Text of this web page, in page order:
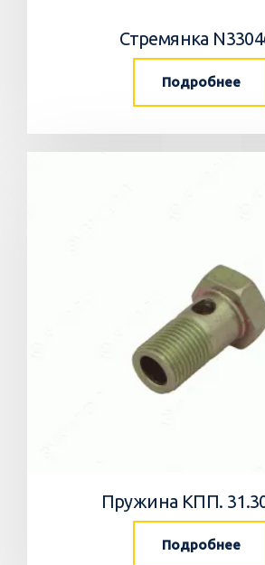
Стремянка
Подробнее
Пружина КПП.
Подробнее